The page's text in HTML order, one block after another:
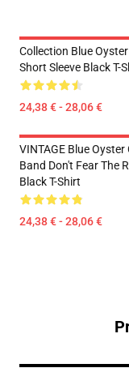
Collection Blue
Short Sleeve Black T-
24,38 € - 28,06 €
VINTAGE Blue Oyster
Band Don't Fear The
Black T-Shirt
24,38 € - 28,06 €